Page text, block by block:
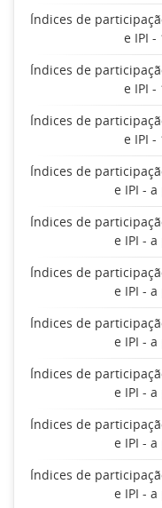
Índices de
e IPI -
Índices de
e IPI -
Índices de
e IPI -
Índices de
e IPI -
Índices de
e IPI -
Índices de
e IPI -
Índices de
e IPI -
Índices de
e IPI -
Índices de
e IPI -
Índices de
e IPI -